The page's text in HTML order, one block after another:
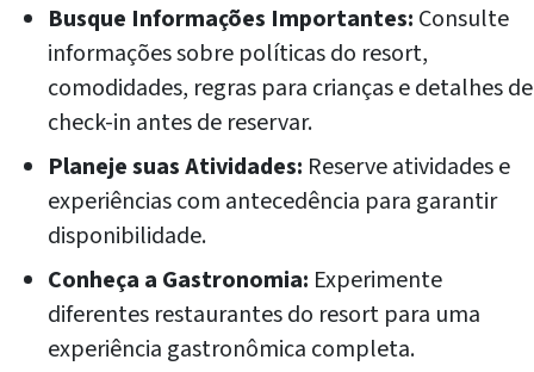
Busque Informações Importantes: Consulte
informações sobre políticas do resort,
comodidades, regras para crianças e detalhes de
check-in antes de reservar.
Planeje suas Atividades: Reserve atividades e
experiências com antecedência para garantir
disponibilidade.
Conheça a Gastronomia: Experimente
diferentes restaurantes do resort para uma
experiência gastronômica completa.